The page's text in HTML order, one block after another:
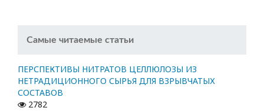
Самые читаемые статьи
ПЕРСПЕКТИВЫ НИТРАТОВ ЦЕЛЛЮЛОЗЫ ИЗ
НЕТРАДИЦИОННОГО СЫРЬЯ ДЛЯ ВЗРЫВЧАТЫХ
СОСТАВОВ
2782